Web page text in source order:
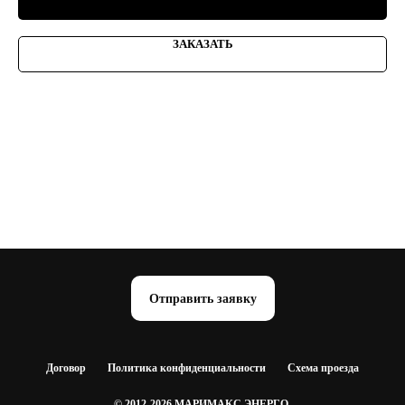
ЗАКАЗАТЬ
Отправить заявку
Договор Политика конфиденциальности Схема проезда